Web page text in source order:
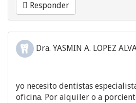
Responder
Dra. YASMIN A. LOPEZ
yo necesito dentistas
oficina. Por alquiler o a